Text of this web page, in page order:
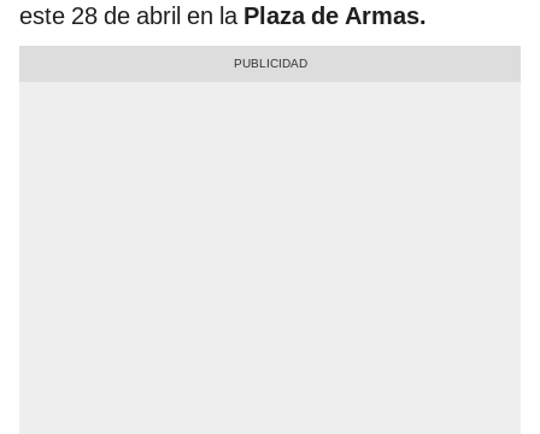
este 28 de abril en la Plaza de Armas.